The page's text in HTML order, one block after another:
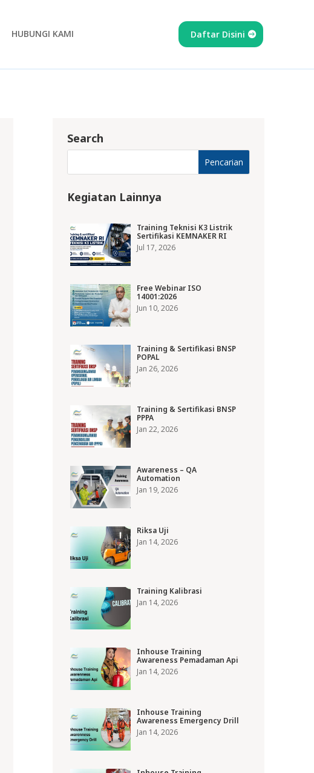
HUBUNGI KAMI Daftar Disini
Search
Kegiatan Lainnya
Training Teknisi K3 Listrik
Sertifikasi KEMNAKER RI
Jul 17, 2026
Free Webinar ISO
14001:2026
Jun 10, 2026
Training & Sertifikasi BNSP
POPAL
Jan 26, 2026
Training & Sertifikasi BNSP
PPPA
Jan 22, 2026
Awareness – QA
Automation
Jan 19, 2026
Riksa Uji
Jan 14, 2026
Training Kalibrasi
Jan 14, 2026
Inhouse Training
Awareness Pemadaman Api
Jan 14, 2026
Inhouse Training
Awareness Emergency Drill
Jan 14, 2026